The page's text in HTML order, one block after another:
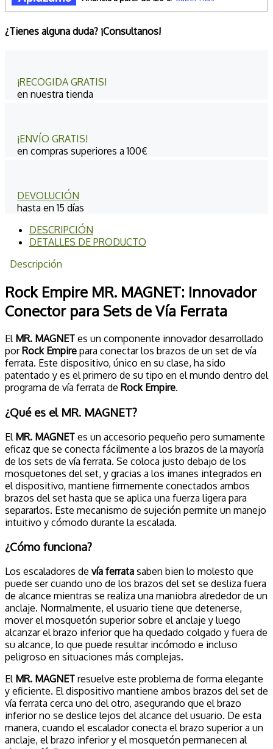
¿Tienes alguna duda? ¡Consultanos!
¡RECOGIDA GRATIS!
en nuestra tienda
¡ENVÍO GRATIS!
en compras superiores a 100€
DEVOLUCIÓN
hasta en 15 días
DESCRIPCIÓN
DETALLES DE PRODUCTO
Descripción
Rock Empire MR. MAGNET: Innovador
Conector para Sets de Vía Ferrata
El MR. MAGNET es un componente innovador desarrollado
porRock Empire para conectar los brazos de un set de vía
ferrata. Este dispositivo, único en su clase, ha sido
patentado y es el primero de su tipo en el mundo dentro del
programa de vía ferrata de Rock Empire.
¿Qué es el MR. MAGNET?
El MR. MAGNET es un accesorio pequeño pero sumamente
eficaz que se conecta fácilmente a los brazos de la mayoría
de los sets de vía ferrata. Se coloca justo debajo de los
mosquetones del set, y gracias a los imanes integrados en
el dispositivo, mantiene firmemente conectados ambos
brazos del set hasta que se aplica una fuerza ligera para
separarlos. Este mecanismo de sujeción permite un manejo
intuitivo y cómodo durante la escalada.
¿Cómo funciona?
Los escaladores de vía ferrata saben bien lo molesto que
puede ser cuando uno de los brazos del set se desliza fuera
de alcance mientras se realiza una maniobra alrededor de un
anclaje. Normalmente, el usuario tiene que detenerse,
mover el mosquetón superior sobre el anclaje y luego
alcanzar el brazo inferior que ha quedado colgado y fuera de
su alcance, lo que puede resultar incómodo e incluso
peligroso en situaciones más complejas.
El MR. MAGNET resuelve este problema de forma elegante
y eficiente. El dispositivo mantiene ambos brazos del set de
vía ferrata cerca uno del otro, asegurando que el brazo
inferior no se deslice lejos del alcance del usuario. De esta
manera, cuando el escalador conecta el brazo superior a un
anclaje, el brazo inferior y el mosquetón permanecen al